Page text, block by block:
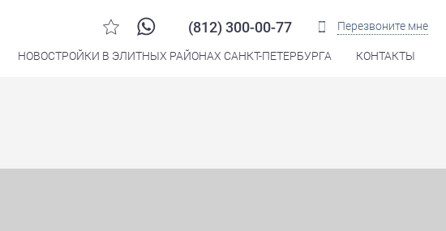
(812) 300-00-77 Перезвоните мне
НОВОСТРОЙКИ В ЭЛИТНЫХ РАЙОНАХ САНКТ-ПЕТЕРБУРГА КОНТАКТЫ
В избранное Распечатать